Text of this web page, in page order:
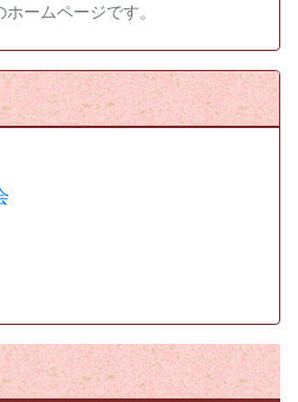
ームページです。